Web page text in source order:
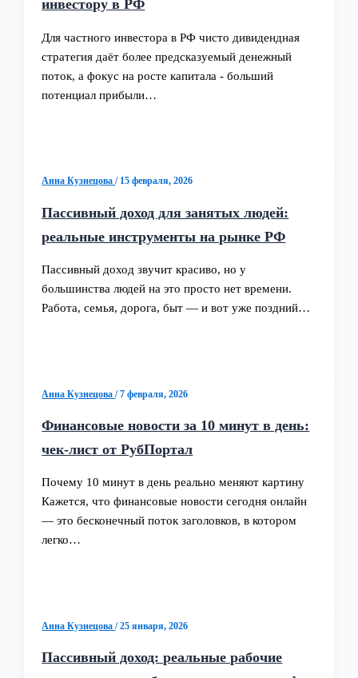
инвестору в РФ
Для частного инвестора в РФ чисто дивидендная
стратегия даёт более предсказуемый денежный
поток, а фокус на росте капитала - больший
потенциал прибыли…
Анна Кузнецова/ 15 февраля, 2026
Пассивный доход для занятых людей:
реальные инструменты на рынке РФ
Пассивный доход звучит красиво, но у
большинства людей на это просто нет времени.
Работа, семья, дорога, быт — и вот уже поздний…
Анна Кузнецова/7 февраля, 2026
Финансовые новости за 10 минут в день:
чек-лист от РубПортал
Почему 10 минут в день реально меняют картину
Кажется, что финансовые новости сегодня онлайн
— это бесконечный поток заголовков, в котором
легко…
Анна Кузнецова/25 января, 2026
Пассивный доход: реальные рабочие